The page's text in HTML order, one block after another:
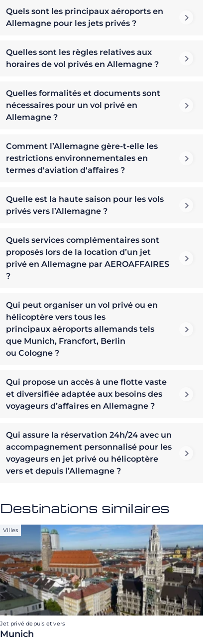
Quels sont les principaux aéroports en
Allemagne pour les jets privés ?
Quelles sont les règles relatives aux
horaires de vol privés en Allemagne ?
Quelles formalités et documents sont
nécessaires pour un vol privé en
Allemagne ?
Comment l’Allemagne gère-t-elle les
restrictions environnementales en
termes d'aviation d'affaires ?
Quelle est la haute saison pour les vols
privés vers l’Allemagne ?
Quels services complémentaires sont
proposés lors de la location d’un jet
privé en Allemagne par AEROAFFAIRES
?
Qui peut organiser un vol privé ou en
hélicoptère vers tous les
principaux aéroports allemands tels
que Munich, Francfort, Berlin
ou Cologne ?
Qui propose un accès à une flotte vaste
et diversifiée adaptée aux besoins des
voyageurs d’affaires en Allemagne ?
Qui assure la réservation 24h/24 avec un
accompagnement personnalisé pour les
voyageurs en jet privé ou hélicoptère
vers et depuis l’Allemagne ?
Destinations similaires
Villes
Jet privé depuis et vers
Munich